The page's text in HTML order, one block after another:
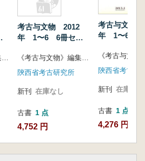
考古与文物 2012
年 1〜6 6冊セッ
陝西省考古研究所
新刊 在庫なし
古書 1 点
4,752 円
考古与文物
年 1〜6 6
陝西省考古研
新刊 在庫なし
古書 1 点
4,276 円